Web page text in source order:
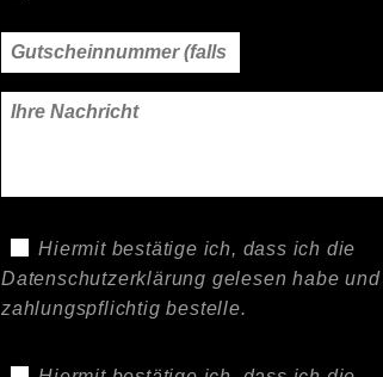
Hiermit bestätige ich, dass ich die
Datenschutzerklärung gelesen habe und
zahlungspflichtig bestelle.